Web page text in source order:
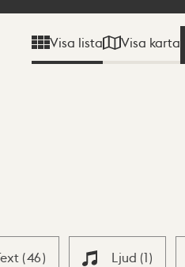
Visa lista Visa karta
(46) Ljud (1)